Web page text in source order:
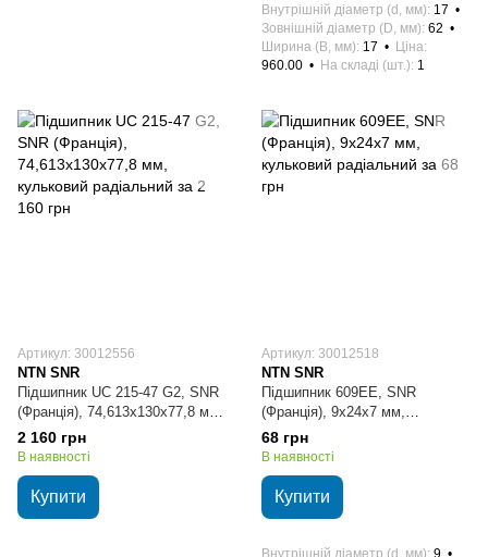
Внутрішній діаметр (d, мм) 17
Зовнішній діаметр (D, мм) 62
Ширина (B, мм) 17
Ціна
960.00
На складі (шт.) 1
Артикул: 30012556
NTN SNR
Підшипник UC 215-47 G2, SNR
(Франція), 74,613х130х77,8 мм,
кульковий радіальний
2 160 грн
В наявності
Купити
Артикул: 30012518
NTN SNR
Підшипник 609EE, SNR
(Франція), 9х24х7 мм,
кульковий радіальний
68 грн
В наявності
Купити
Внутрішній діаметр (d, мм) 9